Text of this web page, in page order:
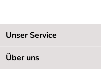
Unser Service
Kontakt
Über uns